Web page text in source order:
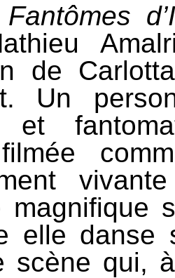
de
Un
et
magnifique
elle
scène qui,